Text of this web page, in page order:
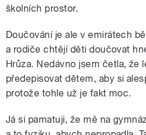
školních prostor.
Doučování je ale v emirátech
a rodiče chtějí děti doučovat
Hrůza. Nedávno jsem četla, že
předepisovat dětem, aby si
protože tohle už je fakt moc.
Já si pamatuji, že mě na